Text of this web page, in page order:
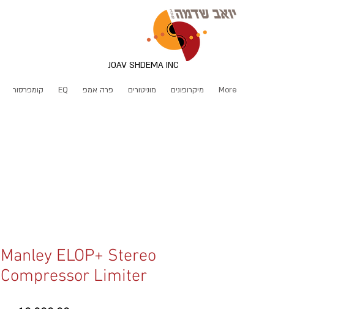
JOAV SHDEMA INC
קומפרסור EQ פרה אמפ מוניטורים מיקרופונים More
Manley ELOP+ Stereo
Compressor Limiter